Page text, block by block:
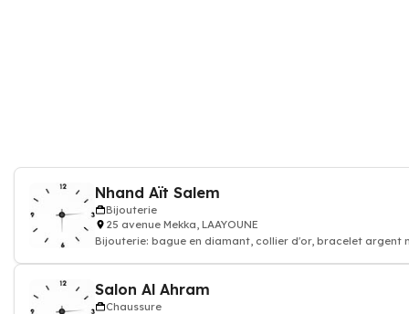
Nhand Aït Salem
Bijouterie
25 avenue Mekka, LAAYOUNE
Bijouterie: bague en diamant, collier d'or, bracelet argent
Salon Al Ahram
Chaussure